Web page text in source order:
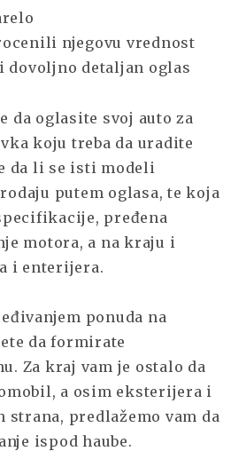
njegovu vrednost
dovoljno detaljan oglas
da oglasite svoj auto za
koju treba da uradite
da li se isti modeli
putem oglasa, te koja
pređena
motora, a na kraju i
i enterijera.
ponuda na
da formirate
Za kraj vam je ostalo da
a osim eksterijera i
strana, predlažemo vam da
ispod haube.